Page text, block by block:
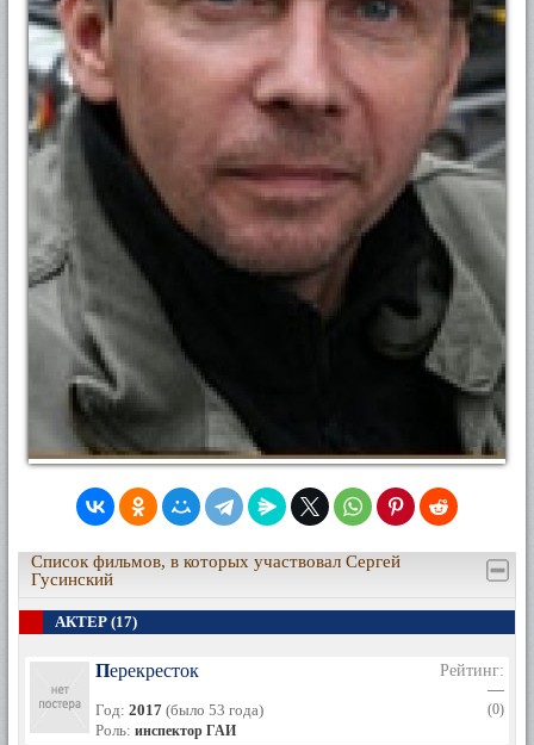
Список фильмов, в которых участвовал Сергей
Гусинский
АКТЕР (17)
Перекресток
Год: 2017 (было 53 года)
Роль: инспектор ГАИ
Рейтинг:
—
(0)